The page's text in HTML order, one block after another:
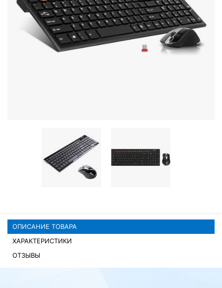
Наушники
Сетевое оборудование
Системы охлаждения
Комплектующие ПК
ОПИСАНИЕ ТОВАРА
ХАРАКТЕРИСТИКИ
ОТЗЫВЫ